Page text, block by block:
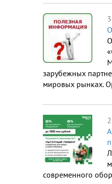
зарубежных
мировых рынках.
современного